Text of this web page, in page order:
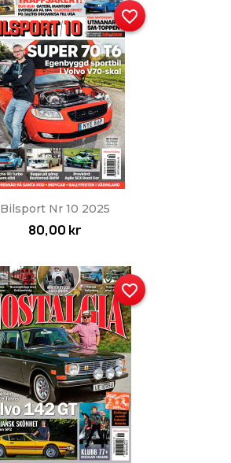
Bilsport Nr 10 2025
80,00 kr
favorite_border
favorite_border